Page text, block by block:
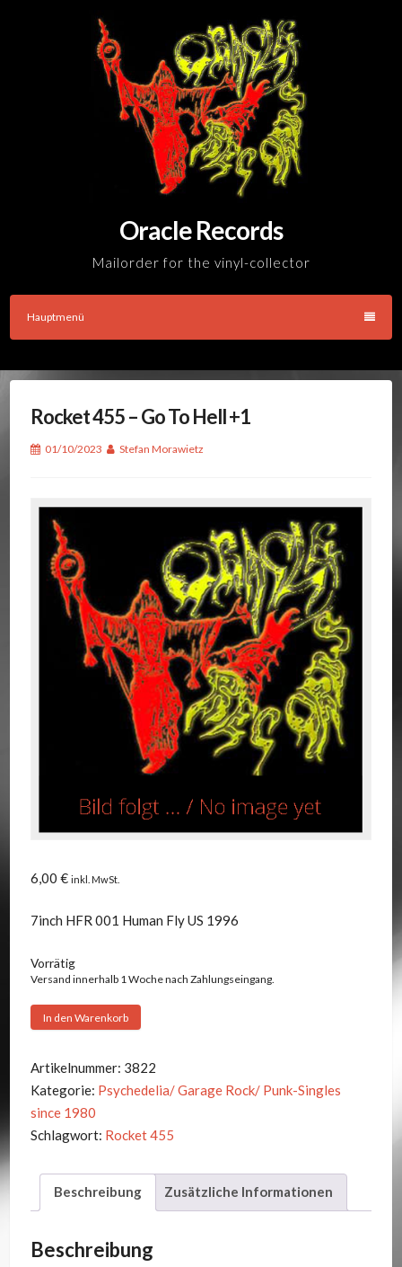
Oracle Records
Mailorder for the vinyl-collector
Hauptmenü
Rocket 455 – Go To Hell +1
01/10/2023 Stefan Morawietz
6,00 € inkl. MwSt.
7inch HFR 001 Human Fly US 1996
Vorrätig
Versand innerhalb 1 Woche nach Zahlungseingang.
Rocket
-
Go
To
Hell
Menge
In den Warenkorb
Artikelnummer: 3822
Kategorie: Psychedelia/ Garage Rock/ Punk-Singles
since 1980
Schlagwort: Rocket 455
Beschreibung Zusätzliche Informationen
Beschreibung